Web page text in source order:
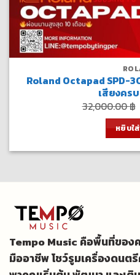
Roland Octapad SPD-
เสียงคร
32,000.00฿
หยิบใ
Tempo Music คือพื้นที่ของ
มืออาชีพ โชว์รูมเครื่องดนต